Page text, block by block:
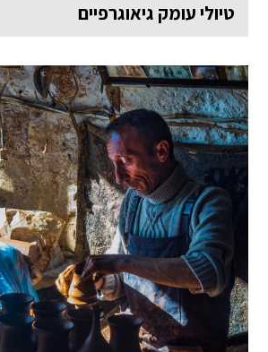
טיולי עומק גיאוגרפיים